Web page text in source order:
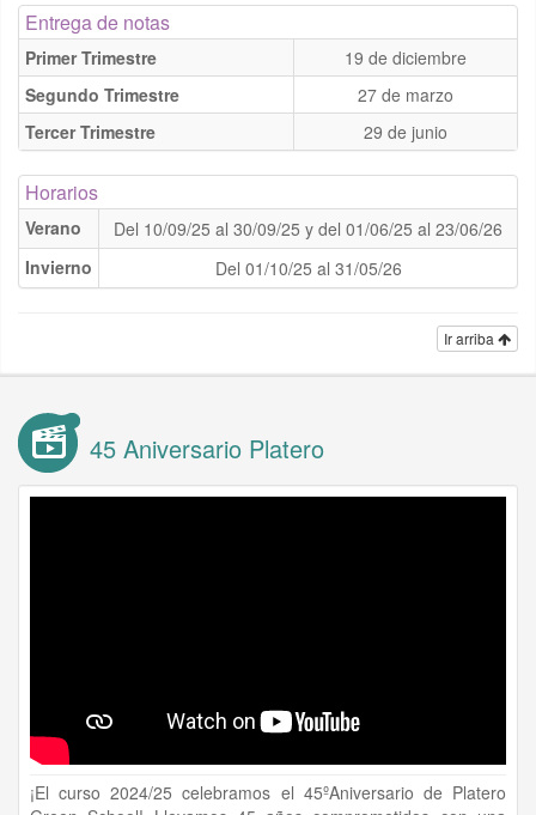
Entrega de notas
Primer Trimestre
19 de diciembre
Segundo Trimestre
27 de marzo
Tercer Trimestre
29 de junio
Horarios
Verano
Del 10/09/25 al 30/09/25 y del 01/06/25 al 23/06/26
Invierno
Del 01/10/25 al 31/05/26
Ir arriba
45 Aniversario Platero
¡El curso 2024/25 celebramos el 45ºAniversario de Platero